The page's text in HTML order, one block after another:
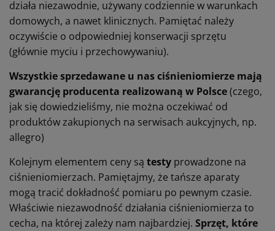
działa niezawodnie, używany codziennie w warunkach
domowych, a nawet klinicznych. Pamiętać należy
oczywiście o odpowiedniej konserwacji sprzętu
(głównie myciu i przechowywaniu).
Wszystkie sprzedawane u nas ciśnieniomierze mają
gwarancję producenta realizowaną w Polsce(czego,
jak się dowiedzieliśmy, nie można oczekiwać od
produktów zakupionych na serwisach aukcyjnych, np.
allegro)
Kolejnym elementem ceny są testy prowadzone na
ciśnieniomierzach. Pamiętajmy, że tańsze aparaty
mogą tracić dokładność pomiaru po pewnym czasie.
Właściwie niezawodność działania ciśnieniomierza to
cecha, na której zależy nam najbardziej. Sprzęt, które